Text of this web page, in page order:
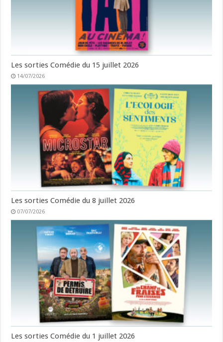
Les sorties Comédie du 15 juillet 2026
14/07/2026
Les sorties Comédie du 8 juillet 2026
07/07/2026
Les sorties Comédie du 1 juillet 2026